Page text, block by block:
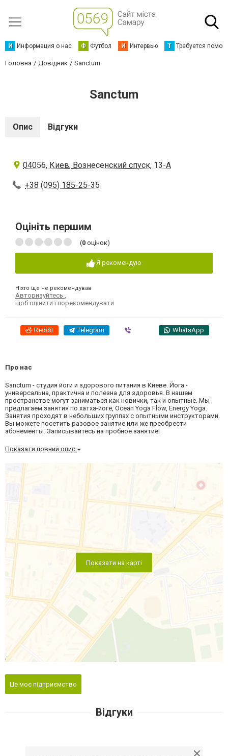
И Информация о нас Ф Футбол И Интервью Т Требуется
Головна Довідник Sanctum
Sanctum
Опис Відгуки
04056, Киев, Вознесенcкий спуск, 13-А
+38 (095) 185-25-35
Оцініть першим
(0 оцінок)
Я рекомендую
Ніхто ще не рекомендував
Авторизуйтесь
щоб оцінити і порекомендувати
Reddit Telegram WhatsApp
Про нас
Sanctum - студия йоги и здорового питания в Киеве. Йога -
универсальна, практична и полезна для здоровья. В нашем
пространстве могут заниматься как новички, так и опытные. Мы
предлагаем занятия по хатха-йоге, Ocean Yoga Flow, Energy Yoga.
Занятия проходят в небольших группах с опытными инструкторами.
Вы можете посетить разовое занятие или же преобрести
абонементы. Записывайтесь на пробное занятие!
Показати повний опис
Показати на карті
Це моє підприємство
Відгуки